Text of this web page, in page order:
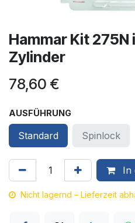
Hammar Kit 275N
Zylinder
78,60 €
AUSFÜHRUNG
Standard Spinlock
In
Nicht lagernd – Lieferzeit